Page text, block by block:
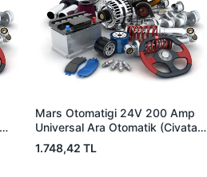
Mars Otomatigi 24V 200 Amp
Universal Ara Otomatik (Civatali)
| ZM 1404
1.748,42 TL